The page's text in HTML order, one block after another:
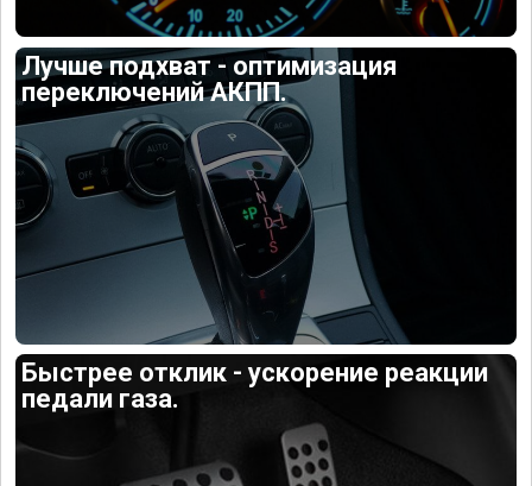
Лучше подхват - оптимизация
переключений АКПП.
Быстрее отклик - ускорение реакции
педали газа.